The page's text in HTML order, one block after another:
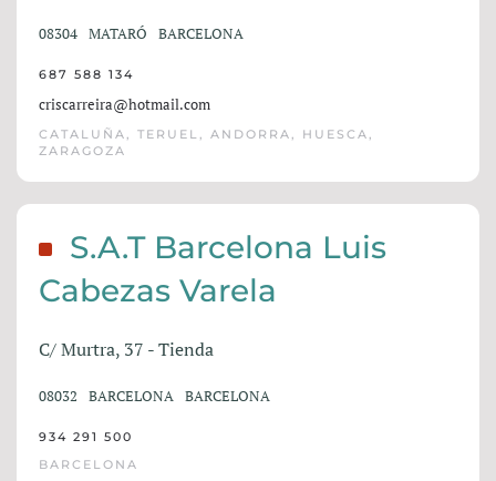
08304 MATARÓ BARCELONA
687 588 134
criscarreira@hotmail.com
CATALUÑA, TERUEL, ANDORRA, HUESCA,
ZARAGOZA
S.A.T Barcelona Luis
Cabezas Varela
C/ Murtra, 37 - Tienda
08032 BARCELONA BARCELONA
934 291 500
BARCELONA